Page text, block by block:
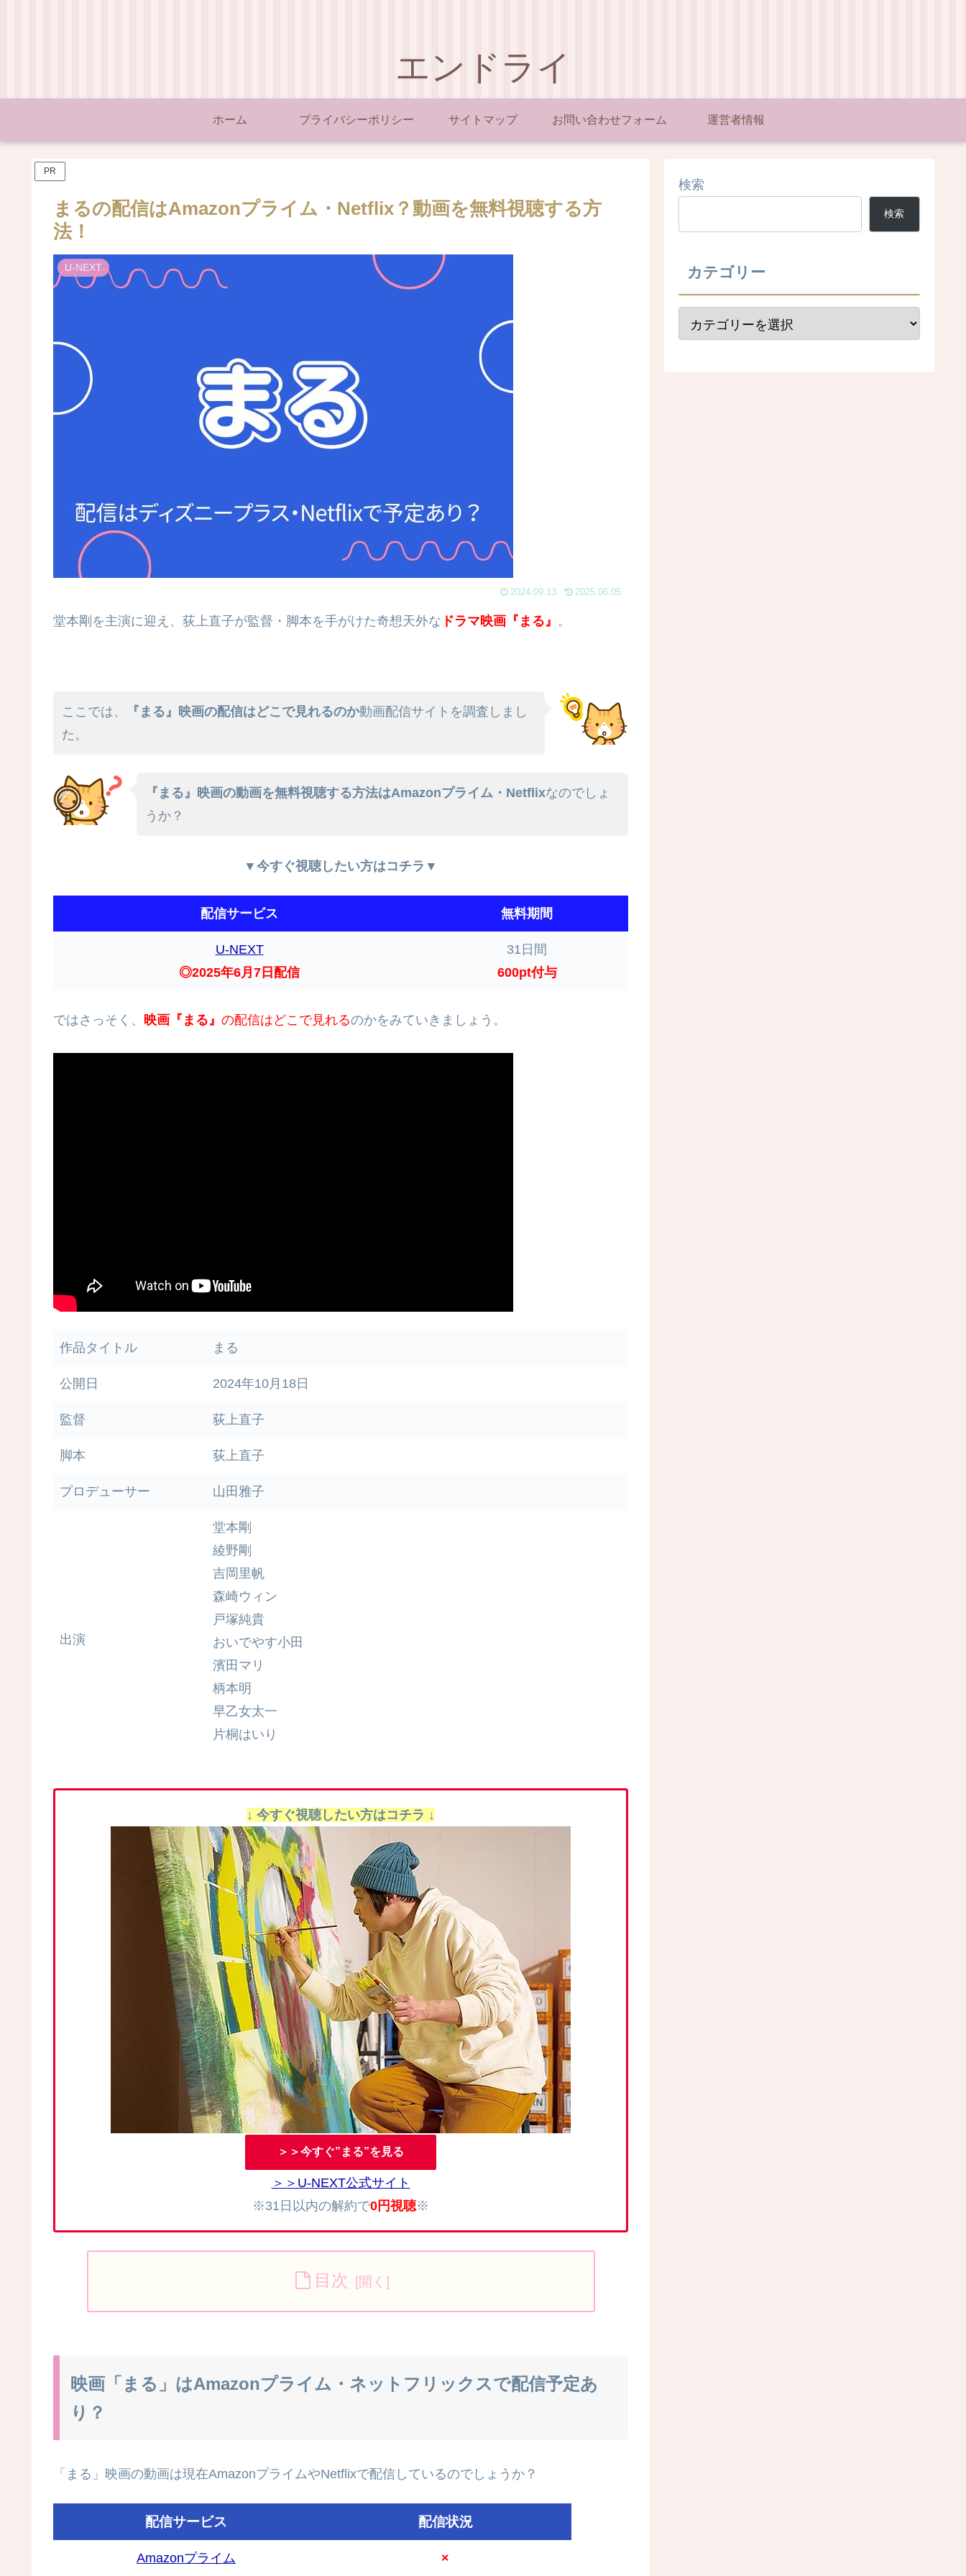
エンドライ
ホーム プライバシーポリシー サイトマップ お問い合わせフォーム 運営者情報
PR
まるの配信はAmazonプライム・Netflix？動画を無料視聴する方
法！
U-NEXT
2024.09.13 2025.06.05
堂本剛を主演に迎え、荻上直子が監督・脚本を手がけた奇想天外な ドラマ映画『まる』 。
ここでは、 『まる』映画の配信はどこで見れるのか動画配信サイトを調査しまし
た。
『まる』映画の動画を無料視聴する方法はAmazonプライム・Netflixなのでしょ
うか？
▼今すぐ視聴したい方はコチラ▼
配信サービス 無料期間
U-NEXT
◎2025年6月7日配信
31日間
600pt付与
ではさっそく、 映画『まる』 の配信はどこで見れるのかをみていきましょう。
作品タイトル まる
公開日 2024年10月18日
監督 荻上直子
脚本 荻上直子
プロデューサー 山田雅子
出演
堂本剛
綾野剛
吉岡里帆
森崎ウィン
戸塚純貴
おいでやす小田
濱田マリ
柄本明
早乙女太一
片桐はいり
↓ 今すぐ視聴したい方はコチラ ↓
＞＞今すぐ”まる”を見る
＞＞U-NEXT公式サイト
※31日以内の解約で0円視聴※
目次
映画「まる」はAmazonプライム・ネットフリックスで配信予定あ
り？
「まる」映画の動画は現在AmazonプライムやNetflixで配信しているのでしょうか？
配信サービス 配信状況
Amazonプライム ×
検索
検索
カテゴリー